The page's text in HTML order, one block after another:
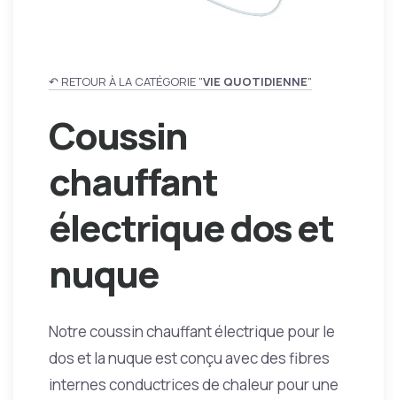
↶ RETOUR À LA CATÉGORIE "VIE QUOTIDIENNE"
Coussin
chauffant
électrique dos et
nuque
Notre coussin chauffant électrique pour le
dos et la nuque est conçu avec des fibres
internes conductrices de chaleur pour une